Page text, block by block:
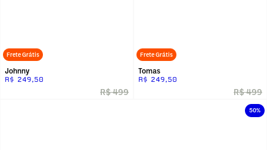
Frete Grátis
Johnny
R$ 249,50
R$ 499
50%
Frete Grátis
Tomas
R$ 249,50
R$ 499